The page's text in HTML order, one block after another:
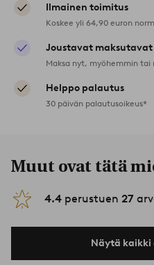
Ilmainen toimitus
Koskee yli 64,90 euron
Joustavat maksutavat
Maksa nyt, myöhemmin tai
Helppo palautus
30 päivän palautusoikeus*
Muut ovat tätä
4.4 perustuen 27
Näytä kaikki